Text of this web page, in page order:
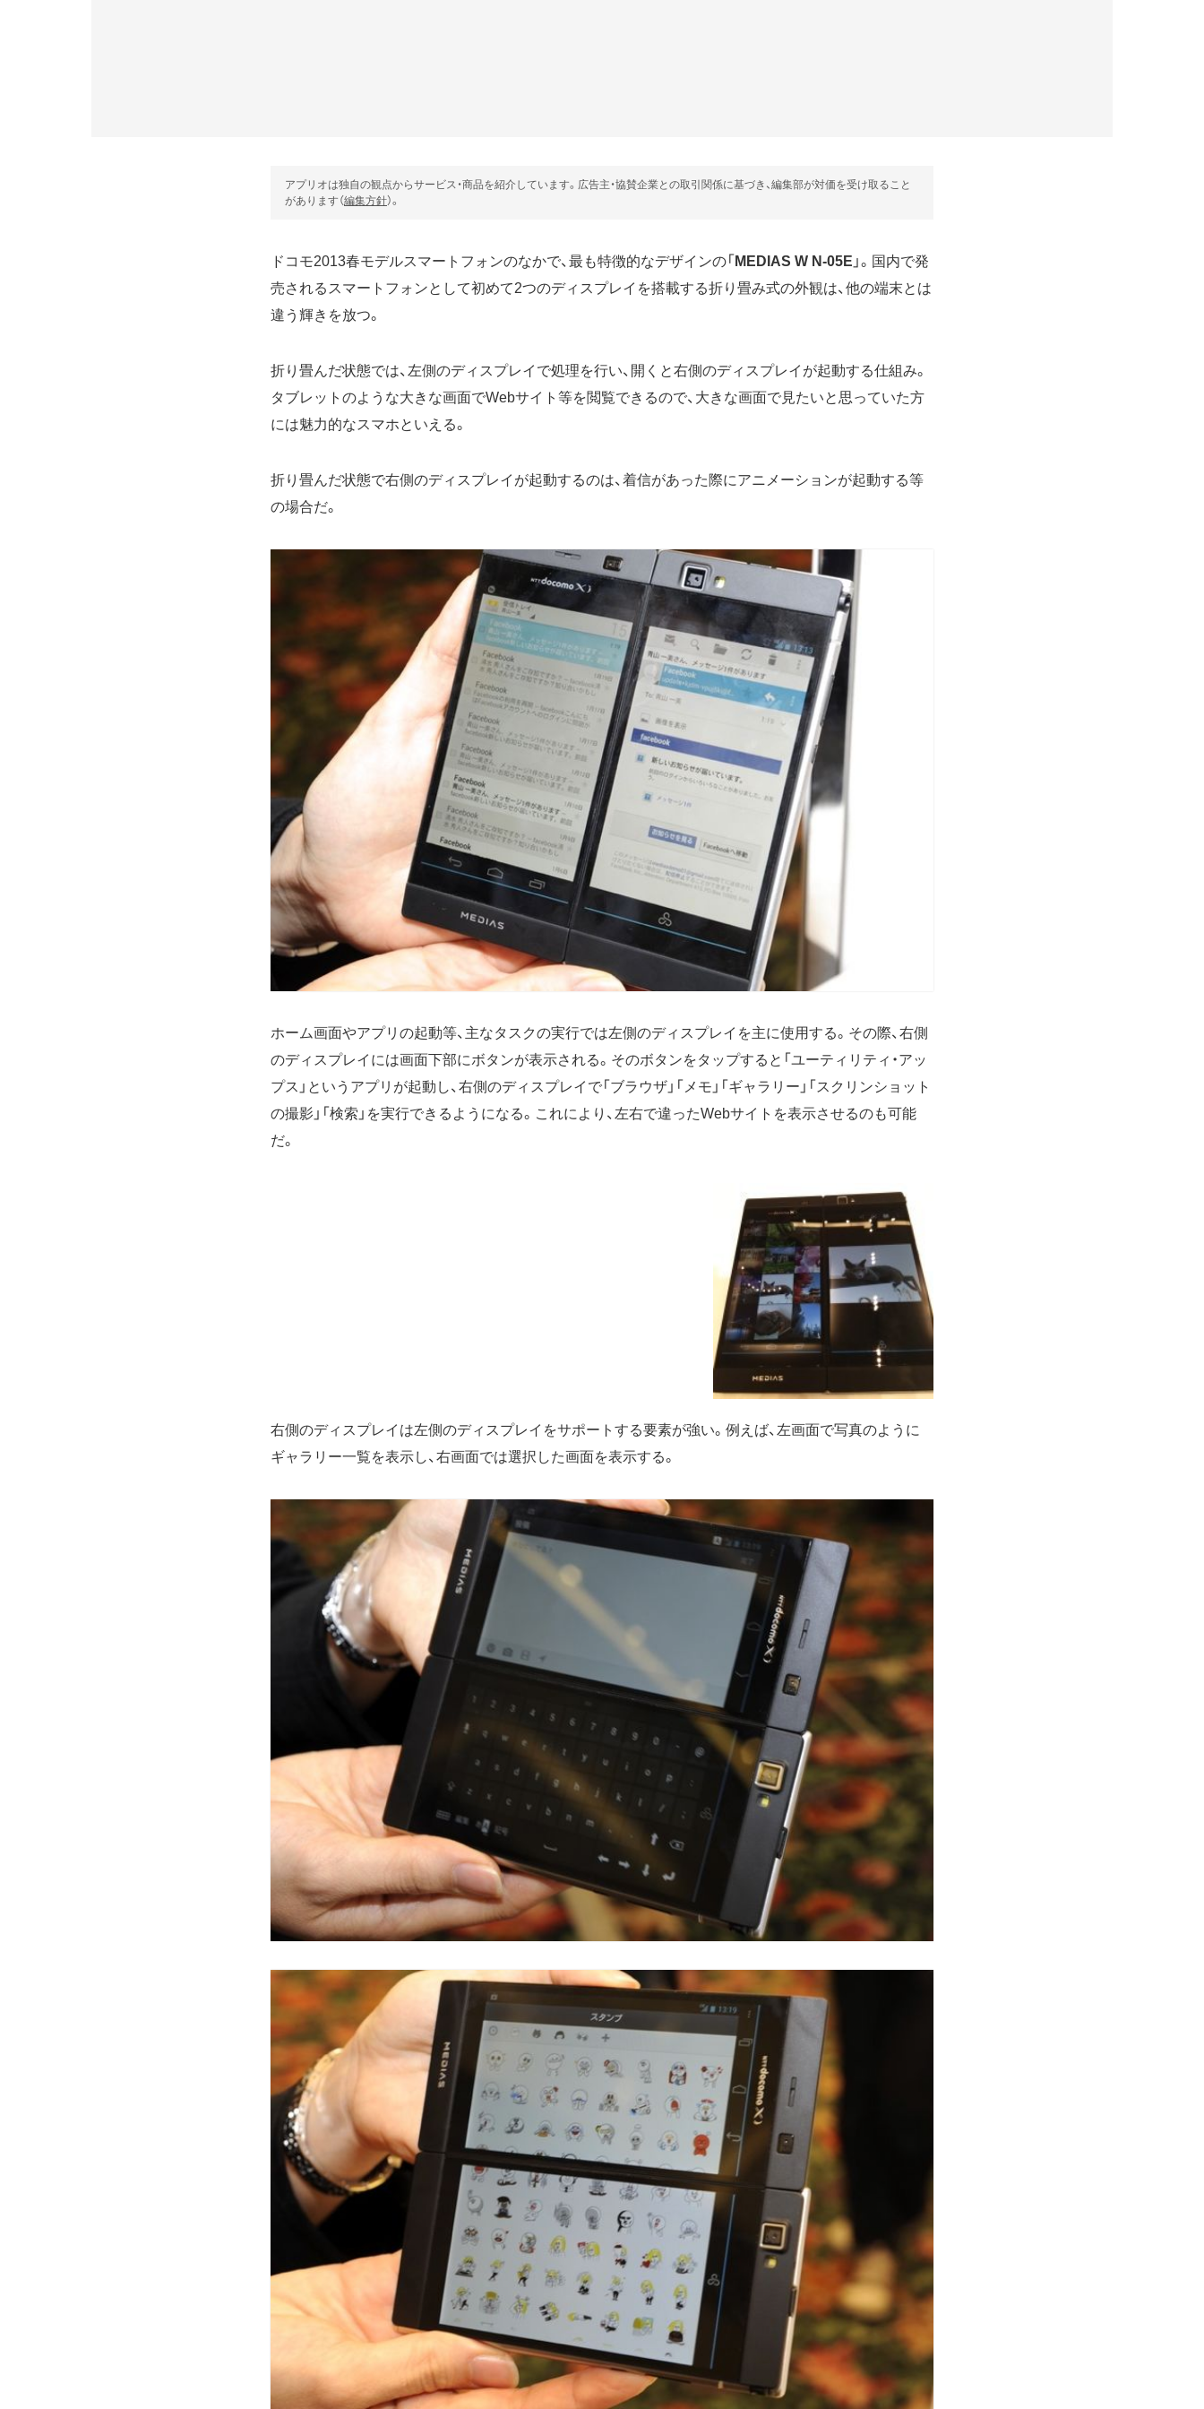
アプリオは独自の観点からサービス・商品を紹介しています。広告主・協賛企業との取引関係に基づき、編集部が対価を受け取ること
があります（編集方針）。
ドコモ2013春モデルスマートフォンのなかで、最も特徴的なデザインの「 MEDIAS W N-05E 」。国内で発
売されるスマートフォンとして初めて2つのディスプレイを搭載する折り畳み式の外観は、他の端末とは
違う輝きを放つ。
折り畳んだ状態では、左側のディスプレイで処理を行い、開くと右側のディスプレイが起動する仕組み。
タブレットのような大きな画面でWebサイト等を閲覧できるので、大きな画面で見たいと思っていた方
には魅力的なスマホといえる。
折り畳んだ状態で右側のディスプレイが起動するのは、着信があった際にアニメーションが起動する等
の場合だ。
ホーム画面やアプリの起動等、主なタスクの実行では左側のディスプレイを主に使用する。その際、右側
のディスプレイには画面下部にボタンが表示される。そのボタンをタップすると「ユーティリティ・アッ
プス」というアプリが起動し、右側のディスプレイで「ブラウザ」「メモ」「ギャラリー」「スクリンショット
の撮影」「検索」を実行できるようになる。これにより、左右で違ったWebサイトを表示させるのも可能
だ。
右側のディスプレイは左側のディスプレイをサポートする要素が強い。例えば、左画面で写真のように
ギャラリー一覧を表示し、右画面では選択した画面を表示する。